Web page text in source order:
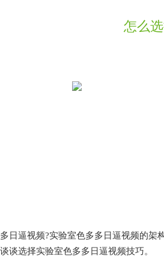
怎么
视频?实验室色多多日逼视频的架构主要
谈选择实验室色多多日逼视频技巧。